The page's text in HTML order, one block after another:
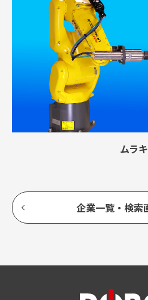
ムラキ
企業一覧・検索